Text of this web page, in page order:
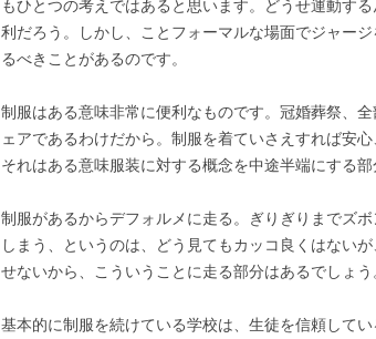
もひとつの考えではあると思います。どうせ運動す
利だろう。しかし、ことフォーマルな場面でジャー
るべきことがあるのです。
制服はある意味非常に便利なものです。冠婚葬祭、
ェアであるわけだから。制服を着ていさえすれば安
それはある意味服装に対する概念を中途半端にする部
制服があるからデフォルメに走る。ぎりぎりまでズ
しまう、というのは、どう見てもカッコ良くはない
せないから、こういうことに走る部分はあるでしょう
基本的に制服を続けている学校は、生徒を信頼して